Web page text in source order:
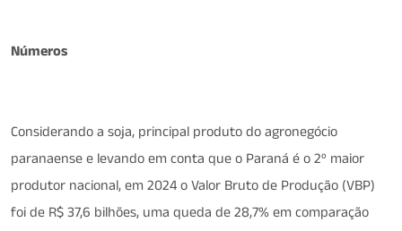
Números
Considerando a soja, principal produto do agronegócio
paranaense e levando em conta que o Paraná é o 2º maior
produtor nacional, em 2024 o Valor Bruto de Produção (VBP)
foi de R$ 37,6 bilhões, uma queda de 28,7% em comparação